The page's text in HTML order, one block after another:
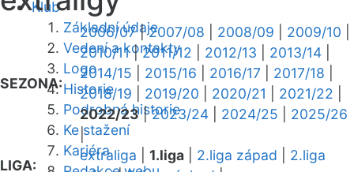
Klub
Základní údaje
Vedení a kontakty
Logo
Historie
Podrobná historie
Ke stažení
Kariéra
SEZONA:
2006/07|2007/08 2008/09 2009/10
2010/11|2011/12 2012/13 2013/14
2014/15
2015/16 2016/17 2017/18
2018/19
2019/20 2020/21 2021/22
2022/23|2023/24 2024/25
2025/26
|
LIGA:
extraliga 1.liga 2.liga západ
2.liga